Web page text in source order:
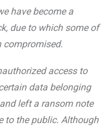
have become a
due to which some of
compromised.
access to
data belonging
left a ransom note
to the public. Although